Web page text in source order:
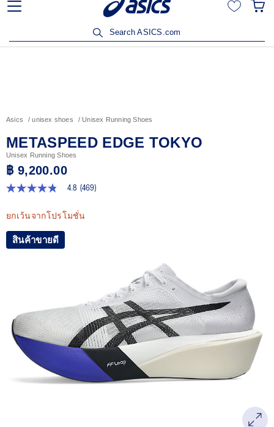
เข้าร่วม OneASICS™ เพื่อสะสมคะแนน และสิทธิพิเศษสำหรับ
Search ASICS.com
Asics unisex shoes Unisex Running Shoes
METASPEED EDGE TOKYO
Unisex Running Shoes
฿ 9,200.00
4.8
5
ดาว
ค่า
คะแนน
เฉลี่ย
เดียวกัน
4.8 (469)
ยกเว้นจากโปรโมชั่น
สินค้าขายดี